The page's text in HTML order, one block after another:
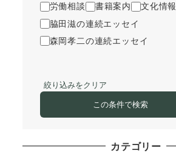
労働相談
書籍案内
文化情報
脇田滋の連続エッセイ
森岡孝二の連続エッセイ
絞り込みをクリア
この条件で検索
カテゴリー